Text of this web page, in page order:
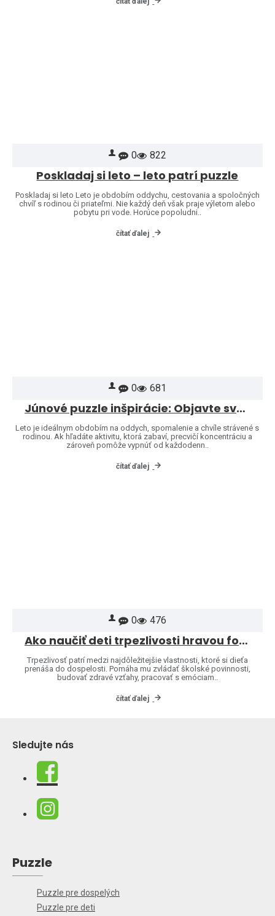
0 822
Poskladaj si leto – leto patrí puzzle
Poskladaj si leto Leto je obdobím oddychu, cestovania a spoločných
chvíľ s rodinou či priateľmi. Nie každý deň však praje výletom alebo
pobytu pri vode. Horúce popoludni..
čítať ďalej
0 681
Júnové puzzle inšpirácie: Objavte svet značiek Heye a Jumbo
Leto je ideálnym obdobím na oddych, spomalenie a chvíle strávené s
rodinou. Ak hľadáte aktivitu, ktorá zabaví, precvičí koncentráciu a
zároveň pomôže vypnúť od každodenn..
čítať ďalej
0 476
Ako naučiť deti trpezlivosti hravou formou
Trpezlivosť patrí medzi najdôležitejšie vlastnosti, ktoré si dieťa
prenáša do dospelosti. Pomáha mu zvládať školské povinnosti,
budovať zdravé vzťahy, pracovať s emóciam..
čítať ďalej
Sledujte nás
Puzzle
Puzzle pre dospelých
Puzzle pre deti